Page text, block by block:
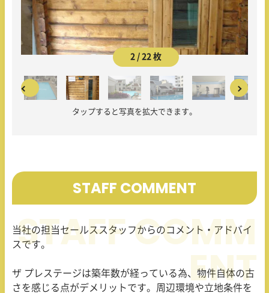
2 / 22 枚
タップすると写真を拡大できます。
STAFF COMMENT
当社の担当セールススタッフからのコメント・アドバイ
スです。
ザ プレステージは築年数が経っている為、物件自体の古
さを感じる点がデメリットです。周辺環境や立地条件を